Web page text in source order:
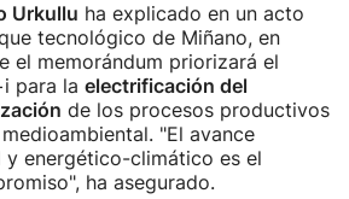
Urkullu ha explicado en un acto
tecnológico de Miñano, en
el memorándum priorizará el
para la electrificación del
de los procesos productivos
medioambiental. "El avance
energético-climático es el
ha asegurado.